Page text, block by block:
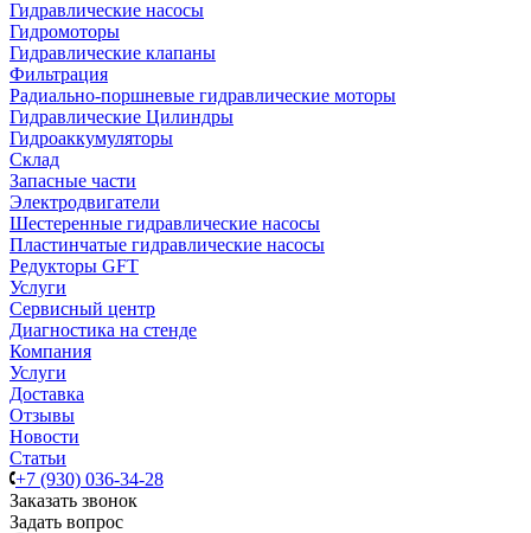
Гидравлические насосы
Гидромоторы
Гидравлические клапаны
Фильтрация
Радиально-поршневые гидравлические моторы
Гидравлические Цилиндры
Гидроаккумуляторы
Склад
Запасные части
Электродвигатели
Шестеренные гидравлические насосы
Пластинчатые гидравлические насосы
Редукторы GFT
Услуги
Сервисный центр
Диагностика на стенде
Компания
Услуги
Доставка
Отзывы
Новости
Статьи
+7 (930) 036-34-28
Заказать звонок
Задать вопрос